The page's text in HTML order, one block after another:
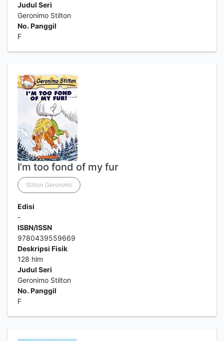
Judul Seri
Geronimo Stilton
No. Panggil
F
I’m too fond of my fur
Stilton Geronimo
Edisi
-
ISBN/ISSN
9780439559669
Deskripsi Fisik
128 hlm
Judul Seri
Geronimo Stilton
No. Panggil
F